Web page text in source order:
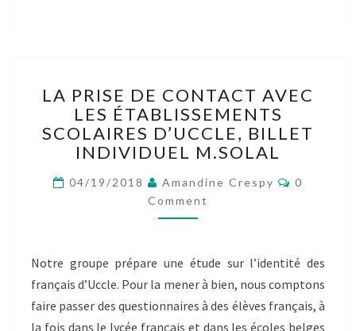
PRISE
DE
CONTACT
AVEC
ÉTABLISSEMENTS
SCOLAIRES
D’UCCLE,
M.SOLAL
LA PRISE DE CONTACT AVEC
LES ÉTABLISSEMENTS
SCOLAIRES D’UCCLE, BILLET
INDIVIDUEL M.SOLAL
04/19/2018 Amandine Crespy
0
Comment
Notre groupe prépare une étude sur l’identité des
français d’Uccle. Pour la mener à bien, nous comptons
faire passer des questionnaires à des élèves français, à
la fois dans le lycée français et dans les écoles belges